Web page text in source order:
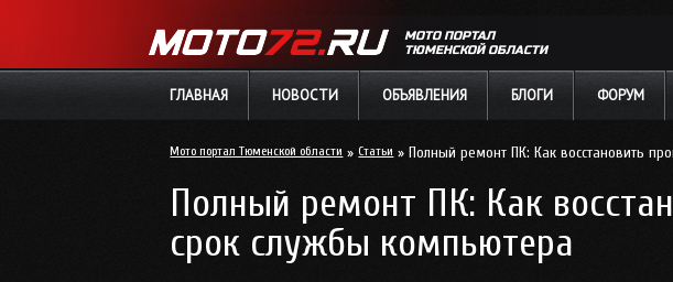
МОТО ПОРТАЛ
ТЮМЕНСКОЙ ОБЛАСТИ
ГЛАВНАЯ НОВОСТИ ОБЪЯВЛЕНИЯ БЛОГИ ФОРУМ
Мото портал Тюменской области»Статьи» Полный ремонт ПК: Как восстановить
Полный ремонт ПК: Как
срок службы компьютера